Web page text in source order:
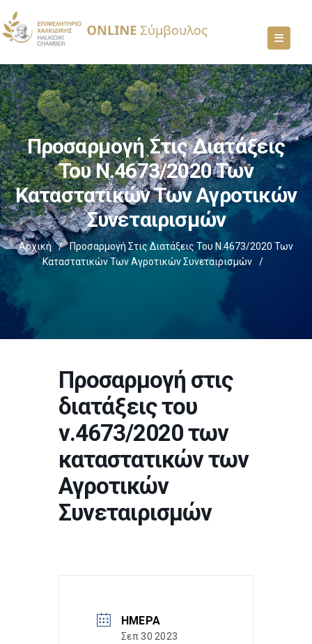
Προσαρμογή Στις Διατάξεις
Του Ν.4673/2020 Των
Καταστατικών Των Αγροτικών
Συνεταιρισμών
Αρχική /
Προσαρμογή Στις Διατάξεις Του Ν.4673/2020 Των
Καταστατικών Των Αγροτικών Συνεταιρισμών
/
Προσαρμογή στις
διατάξεις του
ν.4673/2020 των
καταστατικών των
Αγροτικών
Συνεταιρισμών
ΗΜΈΡΑ
Σεπ 30 2023